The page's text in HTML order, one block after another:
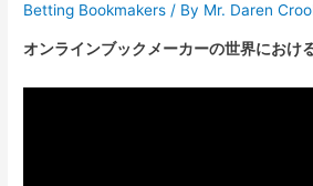
Betting Bookmakers / By Mr. Daren
オンラインブックメーカーの世界におけ